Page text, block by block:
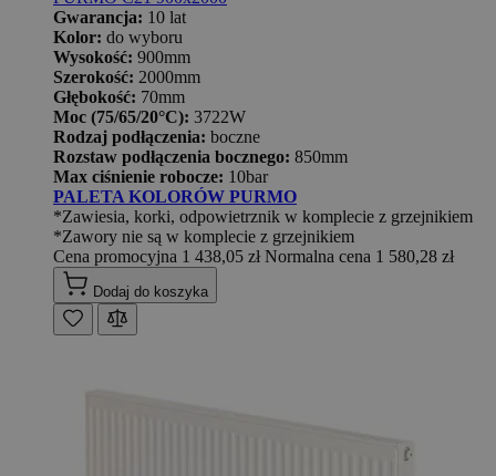
Gwarancja: 10 lat
Kolor: do wyboru
Wysokość: 900mm
Szerokość: 2000mm
Głębokość: 70mm
Moc (75/65/20°C): 3722W
Rodzaj podłączenia: boczne
Rozstaw podłączenia bocznego: 850mm
Max ciśnienie robocze: 10bar
PALETA KOLORÓW PURMO
*Zawiesia, korki, odpowietrznik w komplecie z grzejnikiem
*Zawory nie są w komplecie z grzejnikiem
Cena promocyjna 1 438,05 zł Normalna cena 1 580,28 zł
Dodaj do koszyka